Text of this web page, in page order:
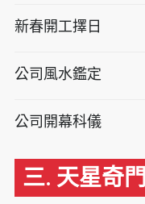
新春開工擇日
公司風水鑑定
公司開幕科儀
三. 天星奇